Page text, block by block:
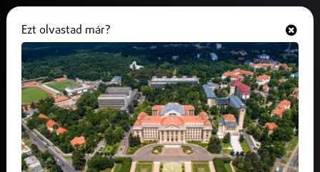
Debrecen
Ezt olvastad már?